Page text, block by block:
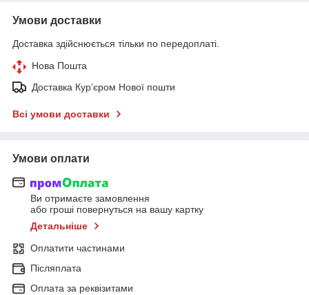
Умови доставки
Доставка здійснюється тільки по передоплаті.
Нова Пошта
Доставка Курʼєром Нової пошти
Всі умови доставки
Умови оплати
Ви отримаєте замовлення
або гроші повернуться на вашу картку
Детальніше
Оплатити частинами
Післяплата
Оплата за реквізитами